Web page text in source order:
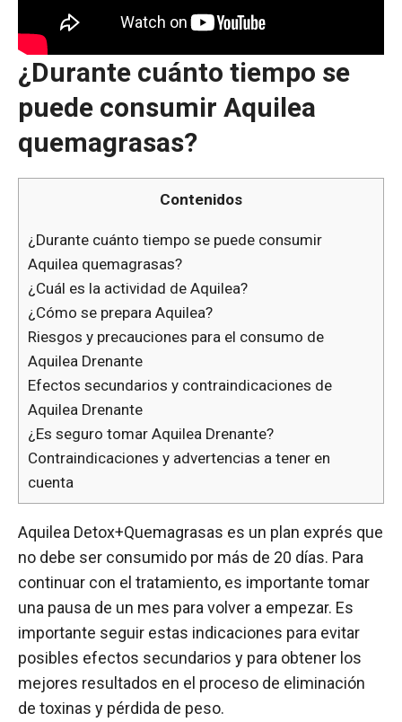
¿Durante cuánto tiempo se
puede consumir Aquilea
quemagrasas?
Contenidos
¿Durante cuánto tiempo se puede consumir
Aquilea quemagrasas?
¿Cuál es la actividad de Aquilea?
¿Cómo se prepara Aquilea?
Riesgos y precauciones para el consumo de
Aquilea Drenante
Efectos secundarios y contraindicaciones de
Aquilea Drenante
¿Es seguro tomar Aquilea Drenante?
Contraindicaciones y advertencias a tener en
cuenta
Aquilea Detox+Quemagrasas es un plan exprés que
no debe ser consumido por más de 20 días. Para
continuar con el tratamiento, es importante tomar
una pausa de un mes para volver a empezar. Es
importante seguir estas indicaciones para evitar
posibles efectos secundarios y para obtener los
mejores resultados en el proceso de eliminación
de toxinas y pérdida de peso.